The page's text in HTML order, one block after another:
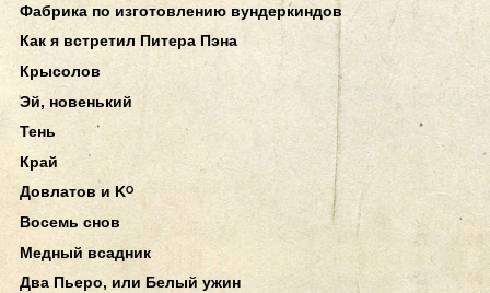
Фабрика по изготовлению вундеркиндов
Как я встретил Питера Пэна
Крысолов
Эй, новенький
Тень
Край
Довлатов и Kᴼ
Восемь снов
Медный всадник
Два Пьеро, или Белый ужин